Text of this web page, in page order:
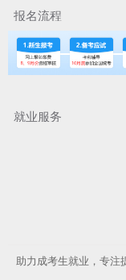
报名流程
就业服务
助力成考生就业，专注